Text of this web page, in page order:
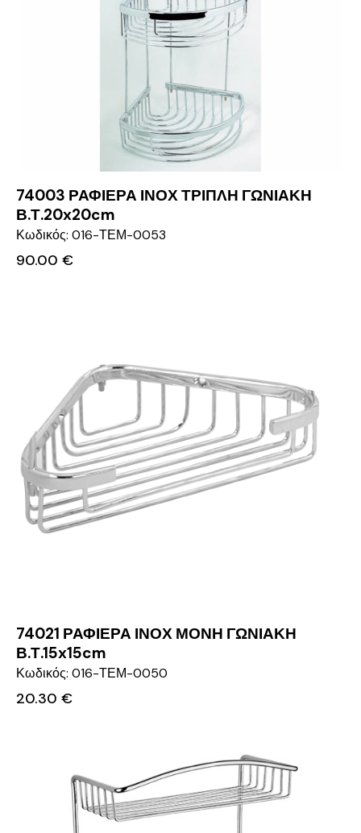
74003 ΡΑΦΙΕΡΑ ΙΝΟΧ ΤΡΙΠΛΗ ΓΩΝΙΑΚΗ
Β.Τ.20x20cm
Κωδικός: 016-ΤΕΜ-0053
90.00 €
74021 ΡΑΦΙΕΡΑ ΙΝΟΧ ΜΟΝΗ ΓΩΝΙΑΚΗ
Β.Τ.15x15cm
Κωδικός: 016-ΤΕΜ-0050
20.30 €